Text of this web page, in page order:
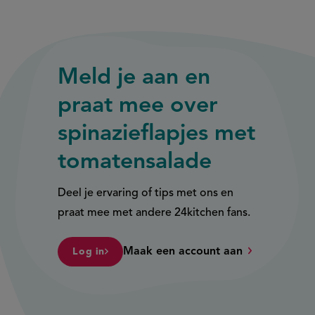
Meld je aan en
praat mee over
spinazieflapjes met
tomatensalade
Deel je ervaring of tips met ons en
praat mee met andere 24kitchen fans.
Log in Maak een account aan